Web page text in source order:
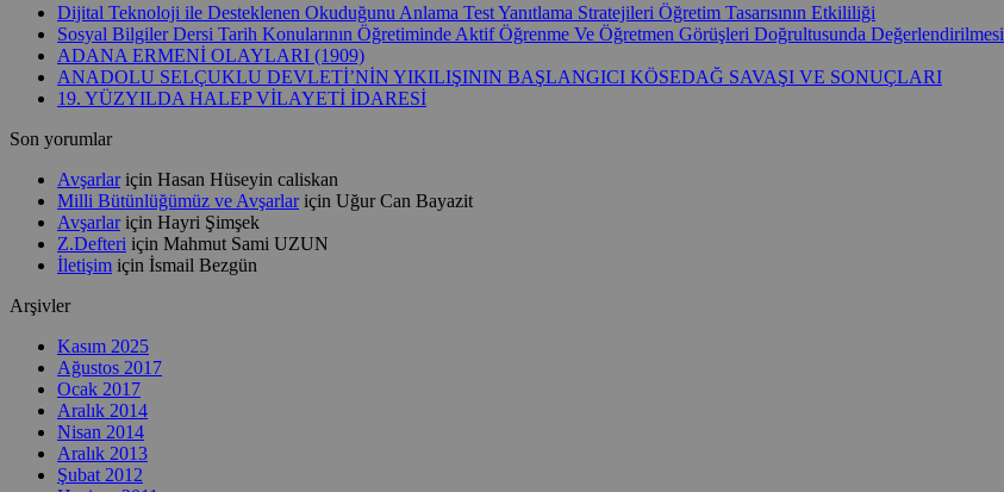
Dijital Teknoloji ile Desteklenen Okuduğunu Anlama Test Yanıtlama Stratejileri Öğretim Tasarısının Etkililiği
Sosyal Bilgiler Dersi Tarih Konularının Öğretiminde Aktif Öğrenme Ve Öğretmen Görüşleri Doğrultusunda Değerlendirilmesi
ADANA ERMENİ OLAYLARI (1909)
ANADOLU SELÇUKLU DEVLETİ’NİN YIKILIŞININ BAŞLANGICI KÖSEDAĞ SAVAŞI VE SONUÇLARI
19. YÜZYILDA HALEP VİLAYETİ İDARESİ
Son yorumlar
Avşarlariçin Hasan Hüseyin caliskan
Milli Bütünlüğümüz ve Avşarlariçin Uğur Can Bayazit
Avşarlariçin Hayri Şimşek
Z.Defteri için Mahmut Sami UZUN
İletişim için İsmail Bezgün
Arşivler
Kasım 2025
Ağustos 2017
Ocak 2017
Aralık 2014
Nisan 2014
Aralık 2013
Şubat 2012